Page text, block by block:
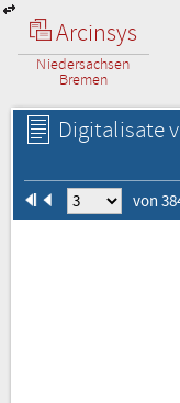
Arcinsys
Niedersachsen
Bremen
Digitalisate
von